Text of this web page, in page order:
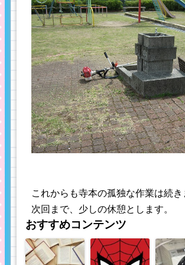
これからも寺本の孤独な作業は続き
次回まで、少しの休憩とします。
おすすめコンテンツ